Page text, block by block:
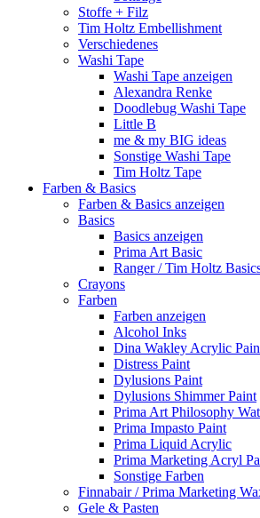
Stoffe + Filz
Tim Holtz Embellishment
Verschiedenes
Washi Tape
Washi Tape anzeigen
Alexandra Renke
Doodlebug Washi Tape
Little B
me & my BIG ideas
Sonstige Washi Tape
Tim Holtz Tape
Farben & Basics
Farben & Basics anzeigen
Basics
Basics anzeigen
Prima Art Basic
Ranger / Tim Holtz
Crayons
Farben
Farben anzeigen
Alcohol Inks
Dina Wakley Acrylic
Distress Paint
Dylusions Paint
Dylusions Shimmer Paint
Prima Art Philosophy
Prima Impasto Paint
Prima Liquid Acrylic
Prima Marketing Acryl
Sonstige Farben
Finnabair / Prima Marketing
Gele & Pasten